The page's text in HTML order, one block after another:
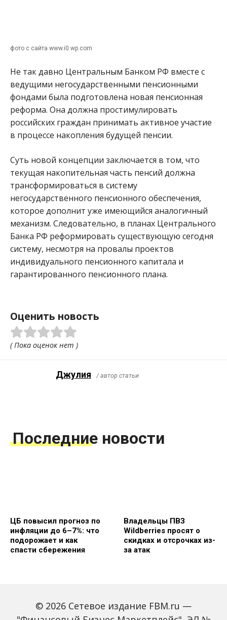
фото с сайта www.i0.wp.com
Не так давно Центральным Банком РФ вместе с
ведущими негосударственными пенсионными
фондами была подготовлена новая пенсионная
реформа. Она должна простимулировать
российских граждан принимать активное участие
в процессе накопления будущей пенсии.
Суть новой концепции заключается в том, что
текущая накопительная часть пенсий должна
трансформироваться в систему
негосударственного пенсионного обеспечения,
которое дополнит уже имеющийся аналогичный
механизм. Следовательно, в планах Центрального
Банка РФ реформировать существующую сегодня
систему, несмотря на провалы проектов
индивидуального пенсионного капитала и
гарантированного пенсионного плана.
Оценить новость
( Пока оценок нет )
Джулия / автор статьи
Последние новости
ЦБ повысил прогноз по
инфляции до 6–7%: что
подорожает и как
спасти сбережения
Владельцы ПВЗ
Wildberries просят о
скидках и отсрочках из-
за атак
© 2026 Сетевое издание FBM.ru —